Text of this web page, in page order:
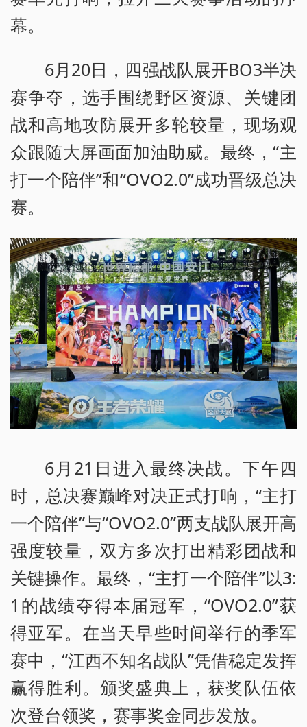
幕。
6月20日，四强战队展开BO3半决
赛争夺，选手围绕野区资源、关键团
战和高地攻防展开多轮较量，现场观
众跟随大屏画面加油助威。最终，“主
打一个陪伴”和“OVO2.0”成功晋级总决
赛。
6月21日进入最终决战。下午四
时，总决赛巅峰对决正式打响，“主打
一个陪伴”与“OVO2.0”两支战队展开高
强度较量，双方多次打出精彩团战和
关键操作。最终，“主打一个陪伴”以3:
1的战绩夺得本届冠军，“OVO2.0”获
得亚军。在当天早些时间举行的季军
赛中，“江西不知名战队”凭借稳定发挥
赢得胜利。颁奖盛典上，获奖队伍依
次登台领奖，赛事奖金同步发放。